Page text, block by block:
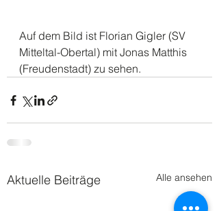
Auf dem Bild ist Florian Gigler (SV
Mitteltal-Obertal) mit Jonas Matthis
(Freudenstadt) zu sehen.
Aktuelle Beiträge Alle ansehen